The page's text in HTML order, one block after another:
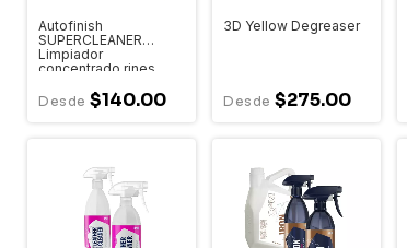
Autofinish
SUPERCLEANER
Limpiador
concentrado rines
$140.00
3D Yellow Degreaser
$275.00